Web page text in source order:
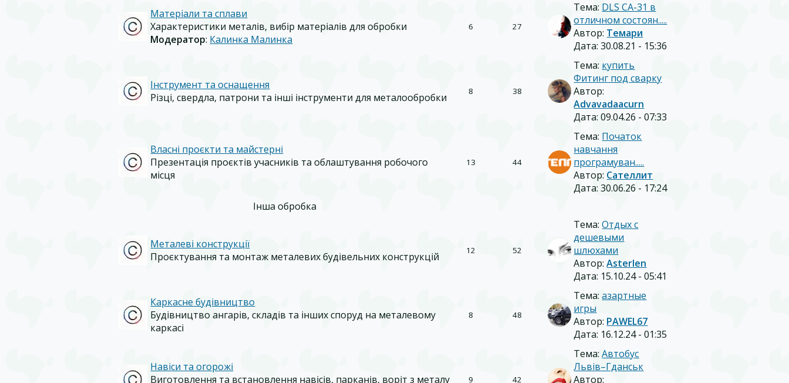
Матеріали та сплави
Характеристики металів, вибір матеріалів для обробки
Модератор: Калинка Малинка
6 27
Тема: DLS CA-31 в
отличном состоян.....
Автор: Темари
Дата: 30.08.21 - 15:36
Інструмент та оснащення
Різці, свердла, патрони та інші інструменти для металообробки
8 38
Тема: купить
Фитинг под сварку
Автор:
Advavadaacurn
Дата: 09.04.26 - 07:33
Власні проєкти та майстерні
Презентація проєктів учасників та облаштування робочого
місця
13 44
Тема: Початок
навчання
програмуван.....
Автор: Сателлит
Дата: 30.06.26 - 17:24
Інша обробка
Металеві конструкції
Проєктування та монтаж металевих будівельних конструкцій
12 52
Тема:Отдых с
дешевыми
шлюхами
Автор:Asterlen
Дата: 15.10.24 - 05:41
Каркасне будівництво
Будівництво ангарів, складів та інших споруд на металевому
каркасі
8 48
Тема:азартные
игры
Автор: PAWEL67
Дата: 16.12.24 - 01:35
Навіси та огорожі
Виготовлення та встановлення навісів, парканів, воріт з металу
9 42
Тема:Автобус
Львів–Гданськ
Автор: